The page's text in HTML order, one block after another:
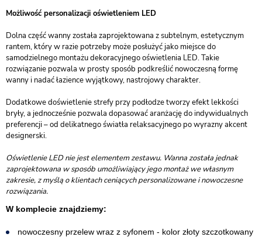
Możliwość personalizacji oświetleniem LED
Dolna część wanny została zaprojektowana z subtelnym, estetycznym
rantem, który w razie potrzeby może posłużyć jako miejsce do
samodzielnego montażu dekoracyjnego oświetlenia LED. Takie
rozwiązanie pozwala w prosty sposób podkreślić nowoczesną formę
wanny i nadać łazience wyjątkowy, nastrojowy charakter.
Dodatkowe doświetlenie strefy przy podłodze tworzy efekt lekkości
bryły, a jednocześnie pozwala dopasować aranżację do indywidualnych
preferencji – od delikatnego światła relaksacyjnego po wyrazny akcent
designerski.
Oświetlenie LED nie jest elementem zestawu. Wanna została jednak
zaprojektowana w sposób umożliwiający jego montaż we własnym
zakresie, z myślą o klientach ceniących personalizowane i nowoczesne
rozwiązania.
W komplecie znajdziemy:
nowoczesny przelew wraz z syfonem - kolor złoty szczotkowany